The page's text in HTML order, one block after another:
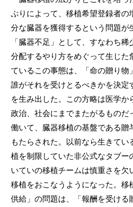
ぶりによって、移植希望登録者の
分な臓器を獲得するという問題が
「臓器不足」として、すなわち
分配するやり方をめぐって生じた
ているこの事態は、「命の贈り物
誰がそれを受けとるべきかを決定
を生み出した。この方略は医学か
政治、社会にまでまたがるものだ
働いて、臓器移植の基盤である贈
もたらされた。以前なら生きてい
植を制限していた非公式なタブー
いていの移植チームは慎重さを欠
移植をおこなうようになった。移
供給」の問題は、「報酬を受ける